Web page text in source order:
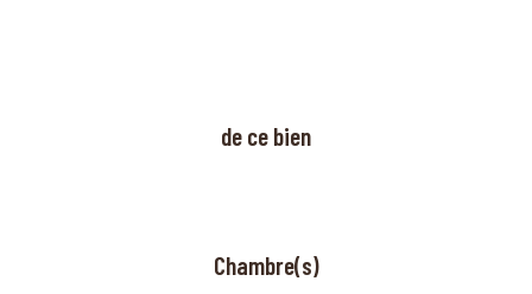
de ce bien
Chambre(s)